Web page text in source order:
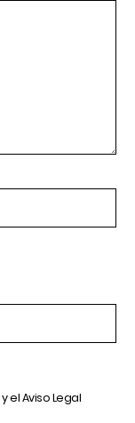
y elAviso Legal